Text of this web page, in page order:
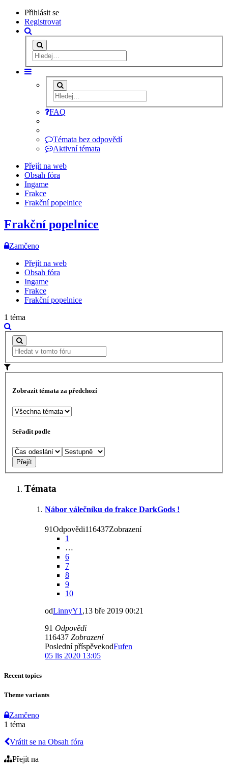
Přihlásit se
Registrovat
FAQ
Témata bez odpovědí
Aktivní témata
Přejít na web
Obsah fóra
Ingame
Frakce
Frakční popelnice
Frakční popelnice
Zamčeno
Přejít na web
Obsah fóra
Ingame
Frakce
Frakční popelnice
1 téma
Zobrazit témata za předchozí
Seřadit podle
Témata
Nábor válečníku do frakce DarkGods !
91Odpovědi116437Zobrazení
1
…
6
7
8
9
10
odLinnyY1 ,13 bře 2019 00:21
91 Odpovědi
116437 Zobrazení
Poslední příspěvekodFufen
05 lis 2020 13:05
Recent topics
Theme variants
Zamčeno
1 téma
Vrátit se na Obsah fóra
Přejít na